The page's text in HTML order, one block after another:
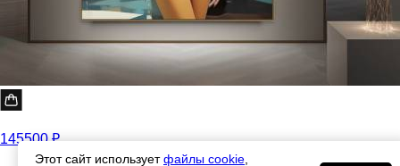
145500 ₽
Этот сайт используетфайлы cookie